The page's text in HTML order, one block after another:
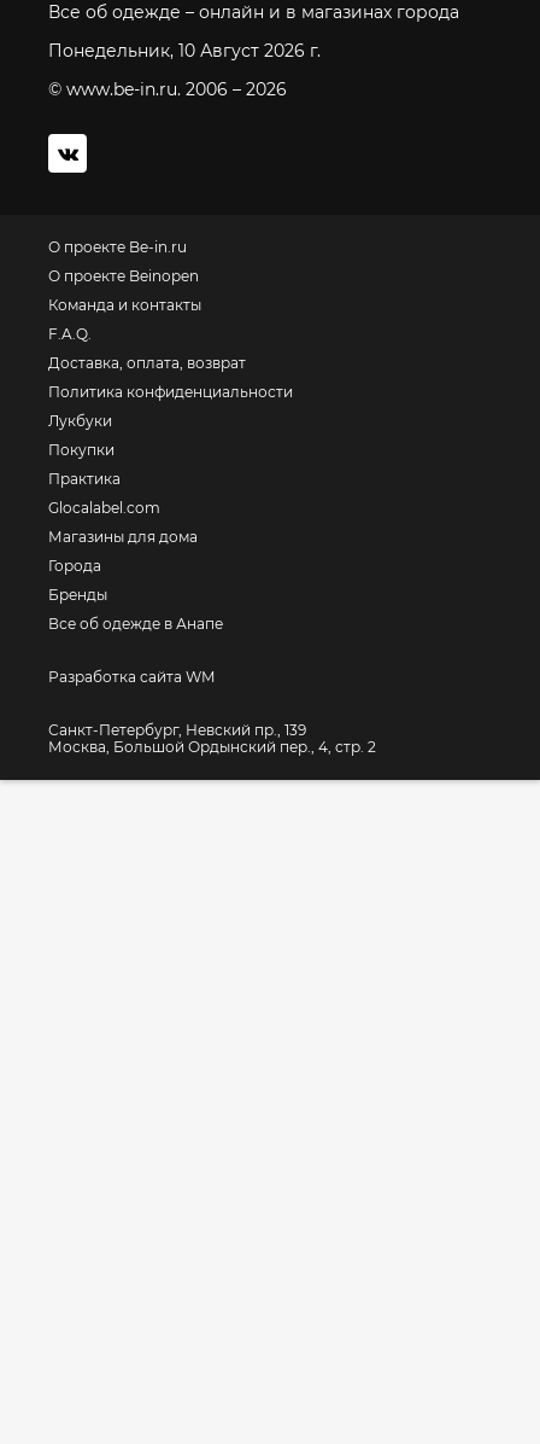
Все об одежде – онлайн и в магазинах города
Понедельник, 10 Август 2026 г.
© www.be-in.ru. 2006 – 2026
О проекте Be-in.ru
О проекте Beinopen
Команда и контакты
F.A.Q.
Доставка, оплата, возврат
Политика конфиденциальности
Лукбуки
Покупки
Практика
Glocalabel.com
Магазины для дома
Города
Бренды
Все об одежде в Анапе
Разработка сайта WM
Санкт-Петербург, Невский пр., 139
Москва, Большой Ордынский пер., 4, стр. 2